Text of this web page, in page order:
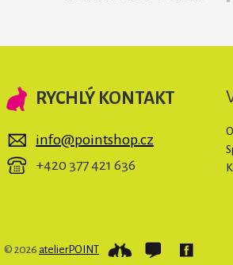
RYCHLÝ KONTAKT
info@pointshop.cz
+420 377 421 636
© 2026 atelierPOINT